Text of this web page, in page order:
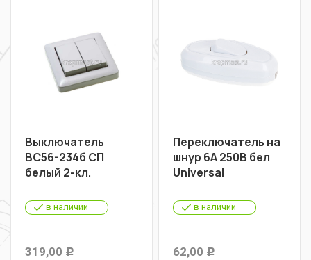
Выключатель
ВС56-234б СП
белый 2-кл.
в наличии
319,00 Р
Переключатель на
шнур 6A 250B бел
Universal
в наличии
62,00 Р